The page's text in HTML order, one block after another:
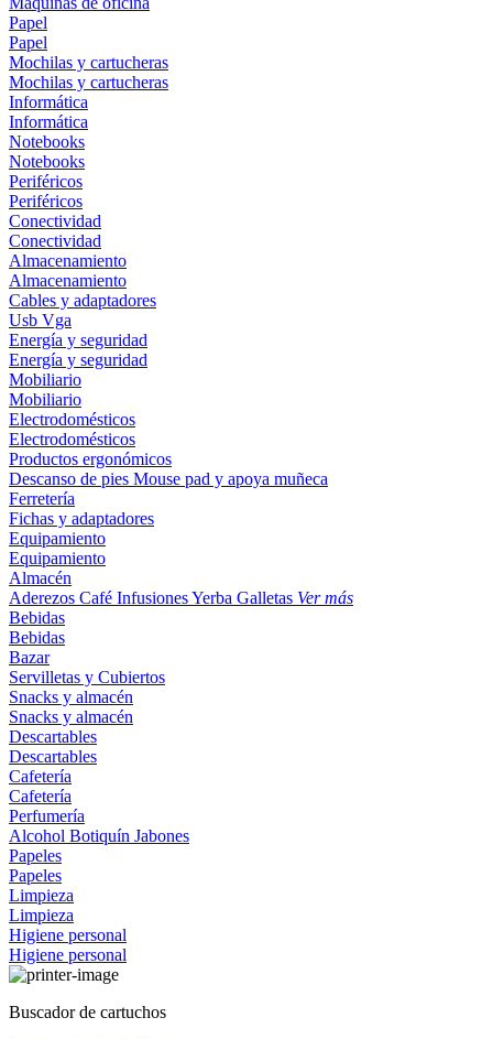
Papel
Papel
Mochilas y cartucheras
Mochilas y cartucheras
Informática
Informática
Notebooks
Notebooks
Periféricos
Periféricos
Conectividad
Conectividad
Almacenamiento
Almacenamiento
Cables y adaptadores
Usb Vga
Energía y seguridad
Energía y seguridad
Mobiliario
Mobiliario
Electrodomésticos
Electrodomésticos
Productos ergonómicos
Descanso de pies Mouse pad y apoya muñeca
Ferretería
Fichas y adaptadores
Equipamiento
Equipamiento
Almacén
Aderezos Café InfusionesYerba Galletas Ver más
Bebidas
Bebidas
Bazar
Servilletas y Cubiertos
Snacks y almacén
Snacks y almacén
Descartables
Descartables
Cafetería
Cafetería
Perfumería
Alcohol Botiquín Jabones
Papeles
Papeles
Limpieza
Limpieza
Higiene personal
Higiene personal
Buscador de cartuchos